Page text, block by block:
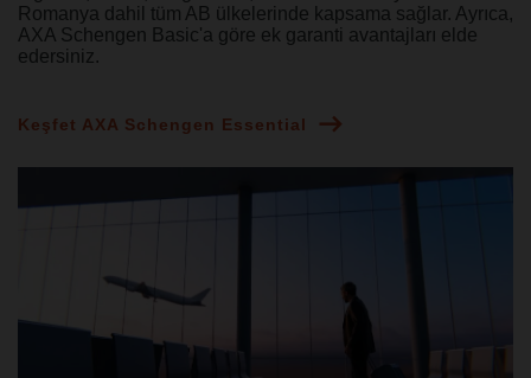
Romanya dahil tüm AB ülkelerinde kapsama sağlar. Ayrıca,
AXA Schengen Basic'a göre ek garanti avantajları elde
edersiniz.
Keşfet AXA Schengen Essential